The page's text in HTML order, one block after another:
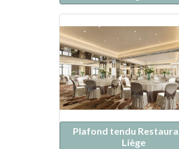
Plafond tendu
Liège